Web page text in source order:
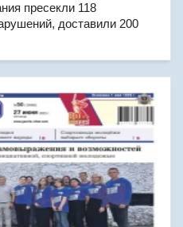
пресекли 118
доставили 200